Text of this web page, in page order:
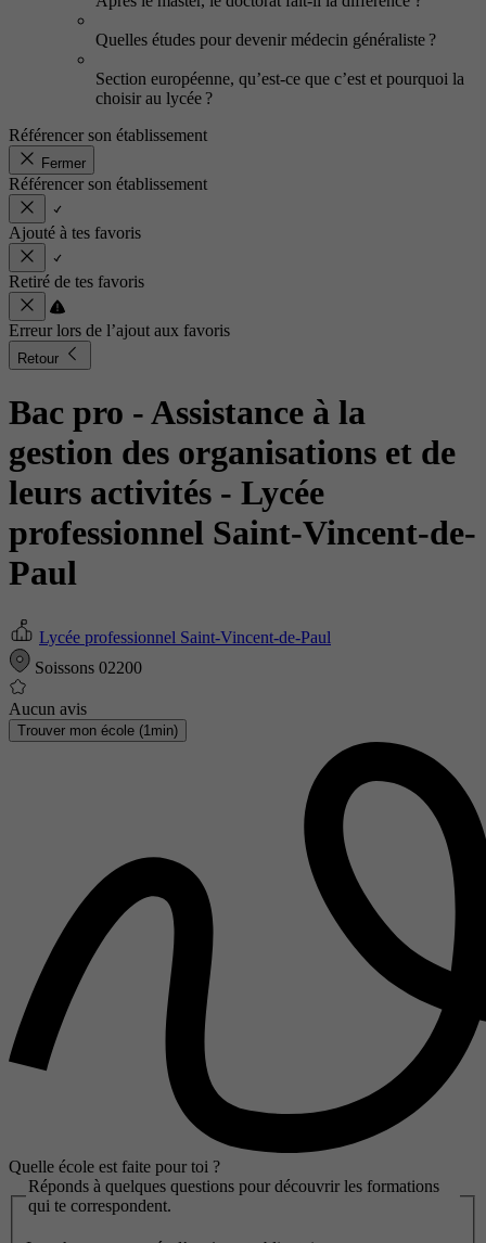
Quelles études pour devenir médecin généraliste ?
Section européenne, qu’est-ce que c’est et pourquoi la
choisir au lycée ?
Référencer son établissement
Fermer
Référencer son établissement
Ajouté à tes favoris
Retiré de tes favoris
Erreur lors de l’ajout aux favoris
Retour
Bac pro - Assistance à la
gestion des organisations et de
leurs activités - Lycée
professionnel Saint-Vincent-de-
Paul
Lycée professionnel Saint-Vincent-de-Paul
Soissons 02200
Aucun avis
Trouver mon école (1min)
Quelle école est faite pour toi ?
Réponds à quelques questions pour découvrir les formations
qui te correspondent.